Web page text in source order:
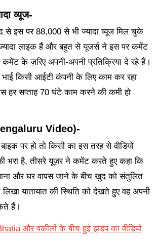
व्यूज-
से इस पर 88,000 से भी ज्यादा व्यूज मिल चुके
लाइक हैं और बहुत से यूजर्स ने इस पर कमेंट
के ज़रिए अपनी-अपनी प्रतिक्रिया दे रहे हैं।
किसी आईटी कंपनी के लिए काम कर रहा
हर सप्ताह 70 घंटे काम करने की कमी हो
Video)-
पर हो तो किसी का इस तरह से वीडियो
भरा है, तीसरे यूज़र ने कमेंट करते हुए कहा कि
और घर वापस जाने के बीच खुद को संतुलित
यातायात की स्थिति को देखते हुए वह अपनी
हैं।
और वकीलों के बीच हुई झड़प का वीडियो